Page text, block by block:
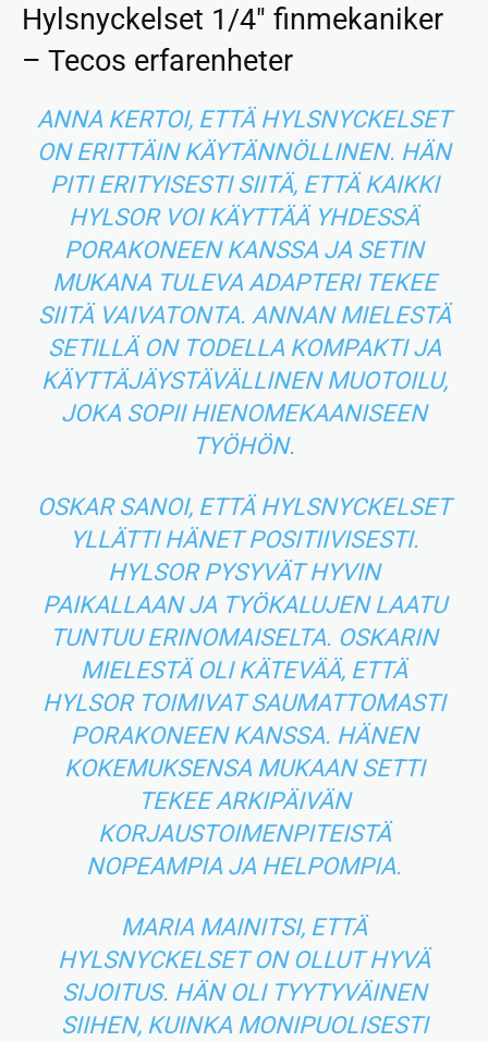
Hylsnyckelset 1/4″ finmekaniker
– Tecos erfarenheter
ANNA KERTOI, ETTÄ HYLSNYCKELSET
ON ERITTÄIN KÄYTÄNNÖLLINEN. HÄN
PITI ERITYISESTI SIITÄ, ETTÄ KAIKKI
HYLSOR VOI KÄYTTÄÄ YHDESSÄ
PORAKONEEN KANSSA JA SETIN
MUKANA TULEVA ADAPTERI TEKEE
SIITÄ VAIVATONTA. ANNAN MIELESTÄ
SETILLÄ ON TODELLA KOMPAKTI JA
KÄYTTÄJÄYSTÄVÄLLINEN MUOTOILU,
JOKA SOPII HIENOMEKAANISEEN
TYÖHÖN.
OSKAR SANOI, ETTÄ HYLSNYCKELSET
YLLÄTTI HÄNET POSITIIVISESTI.
HYLSOR PYSYVÄT HYVIN
PAIKALLAAN JA TYÖKALUJEN LAATU
TUNTUU ERINOMAISELTA. OSKARIN
MIELESTÄ OLI KÄTEVÄÄ, ETTÄ
HYLSOR TOIMIVAT SAUMATTOMASTI
PORAKONEEN KANSSA. HÄNEN
KOKEMUKSENSA MUKAAN SETTI
TEKEE ARKIPÄIVÄN
KORJAUSTOIMENPITEISTÄ
NOPEAMPIA JA HELPOMPIA.
MARIA MAINITSI, ETTÄ
HYLSNYCKELSET ON OLLUT HYVÄ
SIJOITUS. HÄN OLI TYYTYVÄINEN
SIIHEN, KUINKA MONIPUOLISESTI